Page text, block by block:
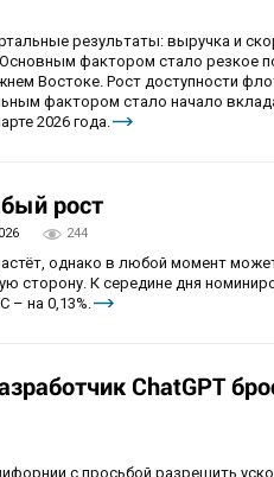
результаты: выручка и
фактором стало резкое
Востоке. Рост доступности
фактором стало начало
2026 года.
рост
244
однако в любой момент
сторону. К середине дня
– на 0,13%.
ChatGPT
с просьбой разрешить